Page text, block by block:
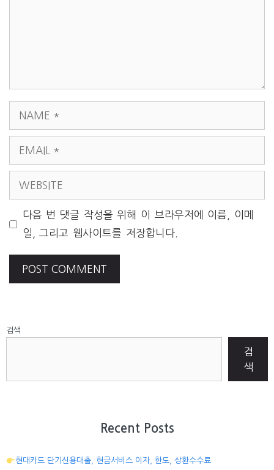
NAME
EMAIL
WEBSITE
다음 번 댓글 작성을 위해 이 브라우저에 이름, 이메
일, 그리고 웹사이트를 저장합니다.
검색
검
색
Recent Posts
현대카드 단기신용대출, 현금서비스 이자, 한도, 상환수수료